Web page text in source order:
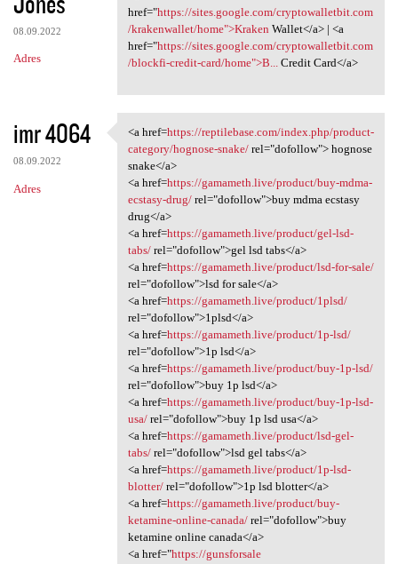
08.09.2022
Adres
href="https://sites.google.com/cryptowalletbit.com
/krakenwallet/home">Kraken Wallet</a> | <a
href="https://sites.google.com/cryptowalletbit.com
/blockfi-credit-card/home">B...
Credit Card</a>
imr 4064
08.09.2022
Adres
<a href=https://reptilebase
<a href=https://reptilebase.com/index.php/product-
category/hognose-snake/rel="dofollow"> hognose
snake</a>
<a href=https://gamameth.live/product/buy-mdma-
ecstasy-drug/rel="dofollow">buy mdma ecstasy
drug</a>
<a href=https://gamameth.live/product/gel-lsd-
tabs/rel="dofollow">gel lsd tabs</a>
<a href=https://gamameth.live/product/lsd-for-sale/
rel="dofollow">lsd for sale</a>
<a href=https://gamameth.live/product/1plsd/
rel="dofollow">1plsd</a>
<a href=https://gamameth.live/product/1p-lsd/
rel="dofollow">1p lsd</a>
<a href=https://gamameth.live/product/buy-1p-lsd/
rel="dofollow">buy 1p lsd</a>
<a href=https://gamameth.live/product/buy-1p-lsd-
usa/rel="dofollow">buy 1p lsd usa</a>
<a href=https://gamameth.live/product/lsd-gel-
tabs/rel="dofollow">lsd gel tabs</a>
<a href=https://gamameth.live/product/1p-lsd-
blotter/rel="dofollow">1p lsd blotter</a>
<a href=https://gamameth.live/product/buy-
ketamine-online-canada/rel="dofollow">buy
ketamine online canada</a>
<a href="https://gunsforsale